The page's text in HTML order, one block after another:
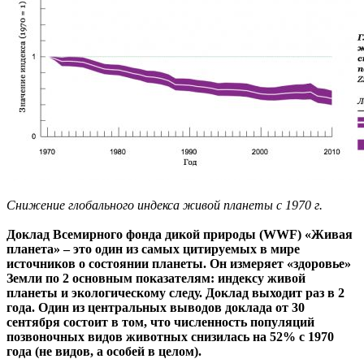
Снижение глобального индекса живой планеты с 1970 г.
Доклад Всемирного фонда дикой природы (WWF) «Живая
планета» – это один из самых цитируемых в мире
источников о состоянии планеты. Он измеряет «здоровье»
Земли по 2 основным показателям: индексу живой
планеты и экологическому следу. Доклад выходит раз в 2
года. Один из центральных выводов доклада от 30
сентября состоит в том, что численность популяций
позвоночных видов животных снизилась на 52% с 1970
года (не видов, а особей в целом).